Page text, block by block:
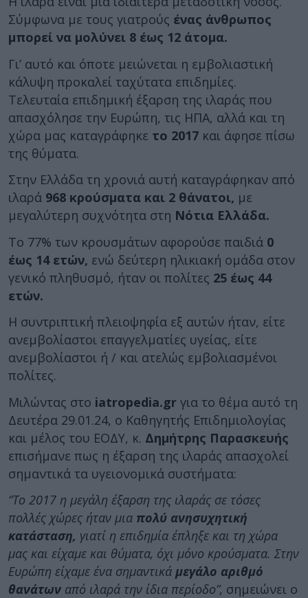
Σύμφωνα με τους γιατρούς ένας άνθρωπος
μπορεί να μολύνει 8 έως 12 άτομα.
Γι’ αυτό και όποτε μειώνεται η εμβολιαστική
κάλυψη προκαλεί ταχύτατα επιδημίες.
Τελευταία επιδημική έξαρση της ιλαράς που
απασχόλησε την Ευρώπη, τις ΗΠΑ, αλλά και τη
χώρα μας καταγράφηκε το 2017 και άφησε πίσω
της θύματα.
Στην Ελλάδα τη χρονιά αυτή καταγράφηκαν από
ιλαρά 968 κρούσματα και 2 θάνατοι, με
μεγαλύτερη συχνότητα στη Νότια Ελλάδα.
Το 77% των κρουσμάτων αφορούσε παιδιά 0
έως 14 ετών, ενώ δεύτερη ηλικιακή ομάδα στον
γενικό πληθυσμό, ήταν οι πολίτες 25 έως 44
ετών.
Η συντριπτική πλειοψηφία εξ αυτών ήταν, είτε
ανεμβολίαστοι επαγγελματίες υγείας, είτε
ανεμβολίαστοι ή / και ατελώς εμβολιασμένοι
πολίτες.
Μιλώντας στο iatropedia.gr για το θέμα αυτό τη
Δευτέρα 29.01.24, ο Καθηγητής Επιδημιολογίας
και μέλος του ΕΟΔΥ, κ. Δημήτρης Παρασκευής
επισήμανε πως η έξαρση της ιλαράς απασχολεί
σημαντικά τα υγειονομικά συστήματα:
“Το 2017 η μεγάλη έξαρση της ιλαράς σε τόσες
πολλές χώρες ήταν μια πολύ ανησυχητική
κατάσταση, γιατί η επιδημία έπληξε και τη χώρα
μας και είχαμε και θύματα, όχι μόνο κρούσματα. Στην
Ευρώπη είχαμε ένα σημαντικά μεγάλο αριθμό
θανάτων από ιλαρά την ίδια περίοδο”, σημειώνει ο